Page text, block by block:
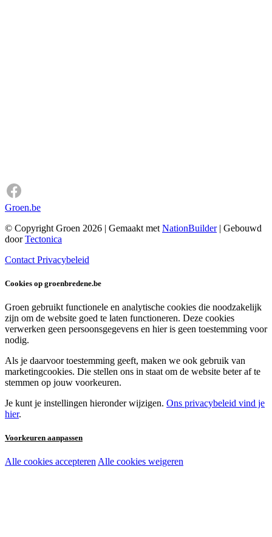
Groen.be
© Copyright Groen 2026 | Gemaakt met NationBuilder| Gebouwd
doorTectonica
Contact Privacybeleid
Cookies op groenbredene.be
Groen gebruikt functionele en analytische cookies die noodzakelijk
zijn om de website goed te laten functioneren. Deze cookies
verwerken geen persoonsgegevens en hier is geen toestemming voor
nodig.
Als je daarvoor toestemming geeft, maken we ook gebruik van
marketingcookies. Die stellen ons in staat om de website beter af te
stemmen op jouw voorkeuren.
Je kunt je instellingen hieronder wijzigen. Ons privacybeleid vind je
hier.
Voorkeuren aanpassen
Noodzakelijke cookies:
Alle cookies accepteren Alle cookies weigeren